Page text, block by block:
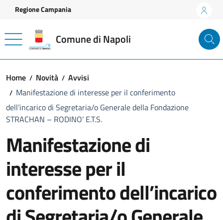
Vai ai contenuti
Vai al footer
Regione Campania
Comune di Napoli
Home Novità
Avvisi
Manifestazione di interesse per il conferimento
dell’incarico di Segretaria/o Generale della Fondazione
STRACHAN – RODINO’ E.T.S.
Manifestazione di
interesse per il
conferimento dell’incarico